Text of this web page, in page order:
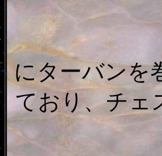
にターバンを
ており、チェ